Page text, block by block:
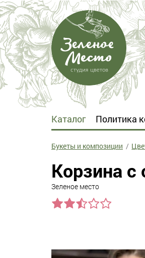
Каталог Политика
Букеты и композиции
Корзина с
Зеленое место